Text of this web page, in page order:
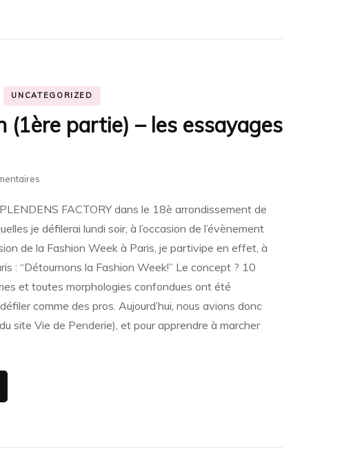
UNCATEGORIZED
(1ère partie) – les essayages
suis
mannequin
(1ère
partie)
–
les
essayages
FACTORY dans le 18è arrondissement de
je défilerai lundi soir, à l’occasion de l’évènement
de la Fashion Week à Paris, je partivipe en effet, à
: “Détournons la Fashion Week!” Le concept ? 10
et toutes morphologies confondues ont été
comme des pros. Aujourd’hui, nous avions donc
site Vie de Penderie), et pour apprendre à marcher